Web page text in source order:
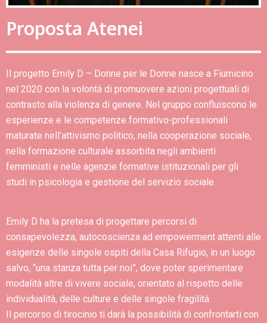
Proposta Atenei
Il progetto Emily D – Donne per le Donne nasce a Fiumicino
nel 2020 con la volontà di promuovere azioni progettuali di
contrasto alla violenza di genere. Nel gruppo confluiscono le
esperienze e le competenze formativo-professionali
maturate nell’attivismo politico, nella cooperazione sociale,
nella formazione culturale assorbita negli ambienti
femministi e nelle agenzie formative istituzionali per gli
studi in psicologia e gestione del servizio sociale.
Emily D ha la pretesa di progettare percorsi di
consapevolezza, autocoscienza ad empowerment attenti alle
esigenze delle singole ospiti della Casa Rifugio, in un luogo
salvo, “una stanza tutta per noi”, dove poter sperimentare
modalità altre di vivere sociale, orientato al rispetto delle
individualità, delle culture e delle singole fragilità.
Il percorso di tirocinio ti darà la possibilità di confrontarti con